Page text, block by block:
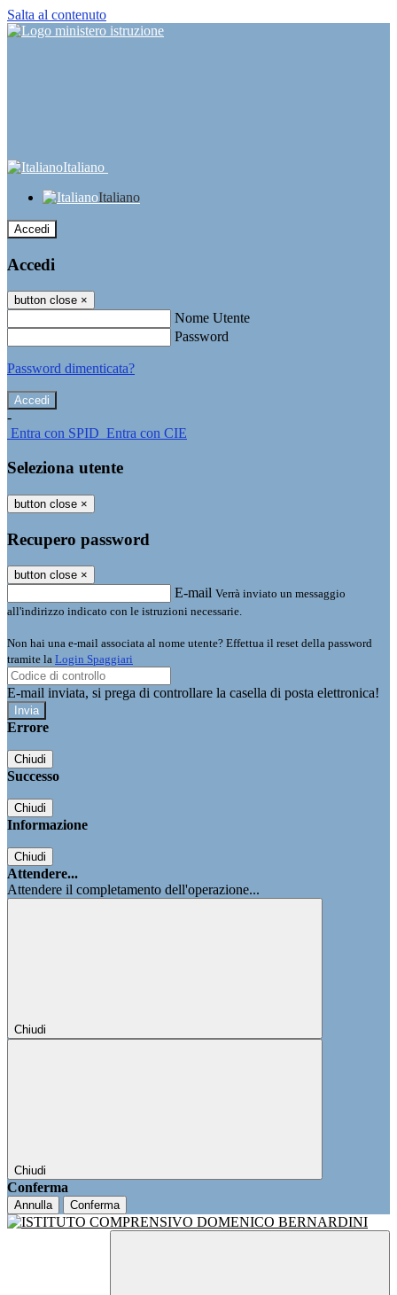
Salta al contenuto
Italiano
Italiano
Accedi
Accedi
button close ×
Nome Utente
Password
Password dimenticata?
-
Entra con SPID Entra con CIE
Seleziona utente
button close ×
Recupero password
button close ×
E-mail Verrà inviato un messaggio
all'indirizzo indicato con le istruzioni necessarie.
Non hai una e-mail associata al nome utente? Effettua il reset della password
tramite la Login Spaggiari
E-mail inviata, si prega di controllare la casella di posta elettronica!
Errore
Chiudi
Successo
Chiudi
Informazione
Chiudi
Attendere...
Attendere il completamento dell'operazione...
Chiudi
Chiudi
Conferma
Annulla Conferma